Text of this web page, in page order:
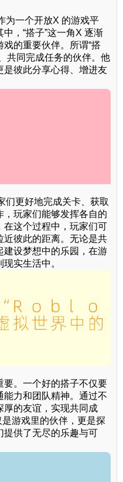
为一个开放X 的游戏平
，“搭子”这一角X 逐渐
的重要伙伴。所谓“搭
共同完成任务的伙伴。他
是彼此分享心得、增进友
们更好地完成关卡、获取
，玩家们能够发挥各自的
在这个过程中，玩家们可
近彼此的距离。无论是共
建设梦想中的乐园，在游
实生活中。
要。一个好的搭子不仅要
力和团队精神。通过不
厚的友谊，实现共同成
游戏里的伙伴，更是探
提供了无尽的乐趣与可